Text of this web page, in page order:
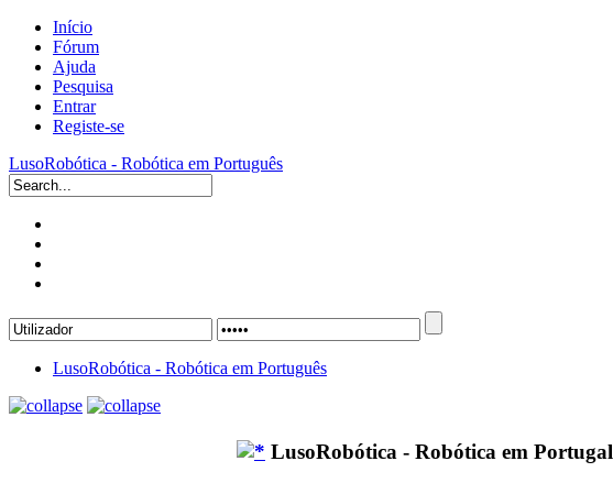
Início
Fórum
Ajuda
Pesquisa
Entrar
Registe-se
LusoRobótica - Robótica em Português
LusoRobótica - Robótica em Português
LusoRobótica - Robótica em Portugal